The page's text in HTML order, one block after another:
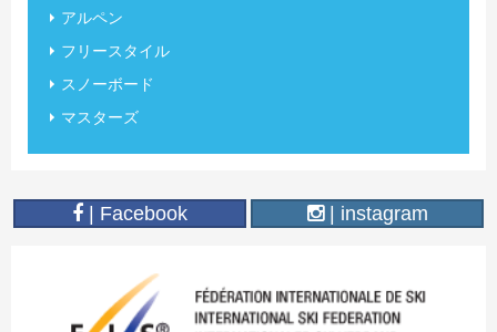
アルペン
フリースタイル
スノーボード
マスターズ
| Facebook | instagram